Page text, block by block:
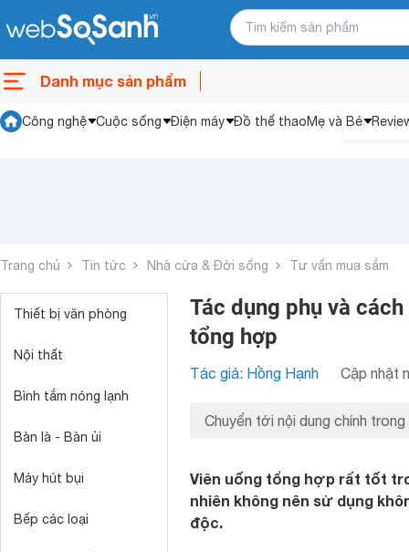
Danh mục sản phẩm
Công nghệ Cuộc sống Điện máy Đồ thể thaoMẹ và Bé
Trang chủ Tin tức Nhà cửa & Đời sống Tư vấn mua sắm
Thiết bị văn phòng
Nội thất
Bình tắm nóng lạnh
Bàn là - Bàn ủi
Máy hút bụi
Bếp các loại
Tác dụng phụ và
tổng hợp
Tác giả: Hồng Hạnh Cập nhật
Chuyển tới nội dung chính trong
Viên uống tổng hợp rất tốt
nhiên không nên sử dụng
độc.